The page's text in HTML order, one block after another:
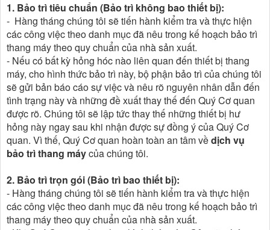
1. Bảo trì tiêu chuẩn (Bảo trì không bao thiết bị):
- Hàng tháng chúng tôi sẽ tiến hành kiểm tra và thực hiện
các công việc theo danh mục đã nêu trong kế hoạch bảo trì
thang máy theo quy chuẩn của nhà sản xuất.
- Nếu có bất kỳ hỏng hóc nào liên quan đến thiết bị thang
máy, cho hình thức bảo trì này, bộ phận bảo trì của chúng tôi
sẽ gửi bản báo cáo sự việc và nêu rõ nguyên nhân dẫn đến
tình trạng này và những đề xuất thay thế đến Quý Cơ quan
được rõ. Chúng tôi sẽ lập tức thay thế những thiết bị hư
hỏng này ngay sau khi nhận được sự đồng ý của Quý Cơ
quan. Vì thế, Quý Cơ quan hoàn toàn an tâm vềdịch vụ
bảo trì thang máycủa chúng tôi.
2. Bảo trì trọn gói (Bảo trì bao thiết bị):
- Hàng tháng chúng tôi sẽ tiến hành kiểm tra và thực hiện
các công việc theo danh mục đã nêu trong kế hoạch bảo trì
thang máy theo quy chuẩn của nhà sản xuất.